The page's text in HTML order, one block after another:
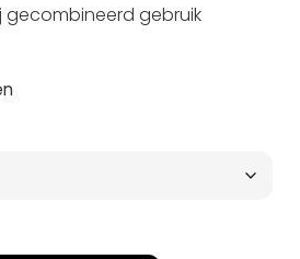
gecombineerd gebruik